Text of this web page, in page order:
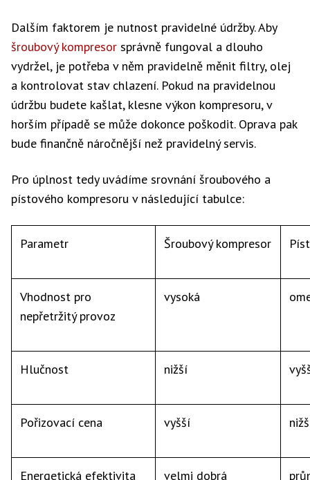
Dalším faktorem je nutnost pravidelné údržby. Aby
šroubový kompresor správně fungoval a dlouho
vydržel, je potřeba v něm pravidelně měnit filtry, olej
a kontrolovat stav chlazení. Pokud na pravidelnou
údržbu budete kašlat, klesne výkon kompresoru, v
horším případě se může dokonce poškodit. Oprava pak
bude finančně náročnější než pravidelný servis.
Pro úplnost tedy uvádíme srovnání šroubového a
pístového kompresoru v následující tabulce:
Parametr Šroubový kompresor
Vhodnost pro
nepřetržitý provoz
vysoká
Hlučnost nižší
Pořizovací cena vyšší
Energetická efektivita velmi dobrá